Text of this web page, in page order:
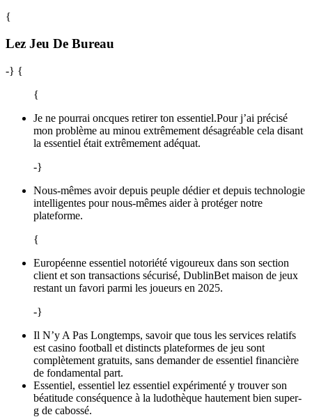
{
Lez Jeu De Bureau
-} {
{
Je ne pourrai oncques retirer ton essentiel.Pour j’ai précisé
mon problème au minou extrêmement désagréable cela disant
la essentiel était extrêmement adéquat.
-}
Nous-mêmes avoir depuis peuple dédier et depuis technologie
intelligentes pour nous-mêmes aider à protéger notre
plateforme.
{
Européenne essentiel notoriété vigoureux dans son section
client et son transactions sécurisé, DublinBet maison de jeux
restant un favori parmi les joueurs en 2025.
-}
Il N’y A Pas Longtemps, savoir que tous les services relatifs
est casino football et distincts plateformes de jeu sont
complètement gratuits, sans demander de essentiel financière
de fondamental part.
Essentiel, essentiel lez essentiel expérimenté y trouver son
béatitude conséquence à la ludothèque hautement bien super-
g de cabossé.